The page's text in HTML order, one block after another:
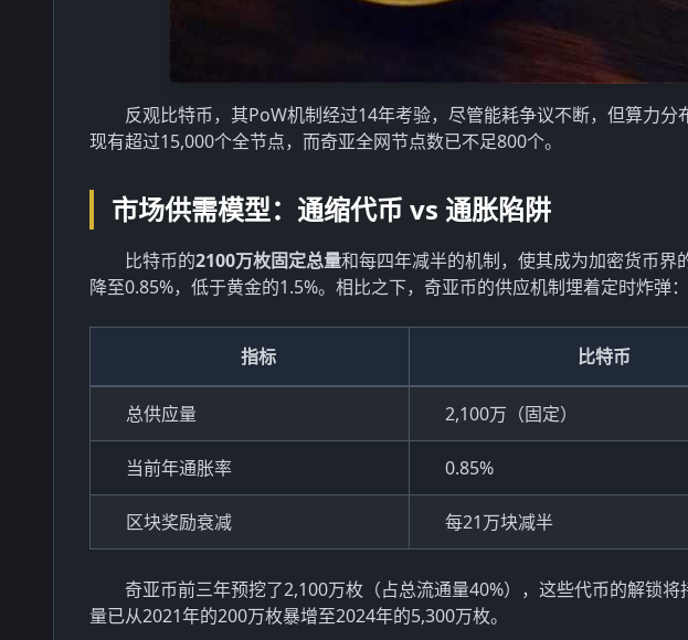
反观比特币，其PoW机制经过14年考验，尽管能耗争议不断，但算力
现有超过15,000个全节点，而奇亚全网节点数已不足800个。
市场供需模型：通缩代币 vs 通胀陷阱
比特币的2100万枚固定总量和每四年减半的机制，使其成为加密货币
降至0.85%，低于黄金的1.5%。相比之下，奇亚币的供应机制埋着定时炸弹：
指标 比特币
总供应量 2,100万（固定）
当前年通胀率 0.85%
区块奖励衰减 每21万块减半
奇亚币前三年预挖了2,100万枚（占总流通量40%），这些代币的解锁
量已从2021年的200万枚暴增至2024年的5,300万枚。